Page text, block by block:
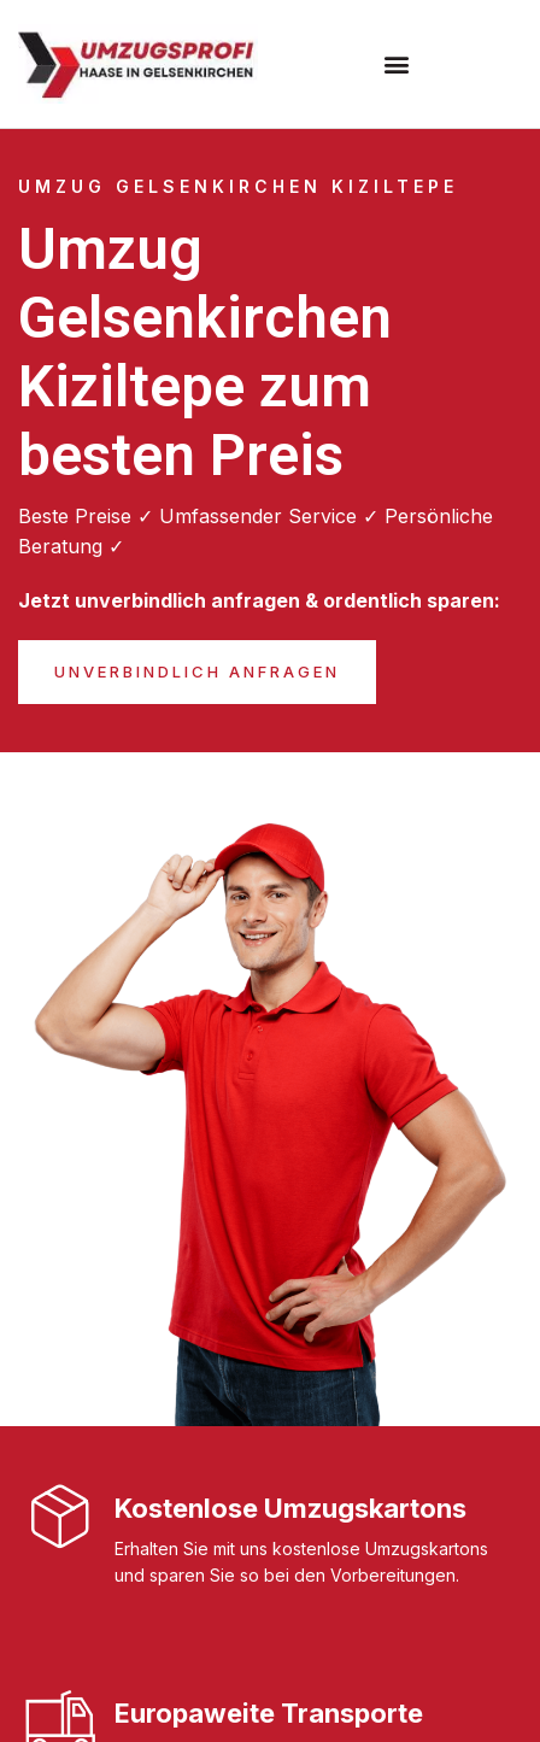
UMZUG GELSENKIRCHEN KIZILTEPE
Umzug
Gelsenkirchen
Kiziltepe zum
besten Preis
Beste Preise ✓ Umfassender Service ✓ Persönliche
Beratung ✓
Jetzt unverbindlich anfragen & ordentlich sparen:
UNVERBINDLICH ANFRAGEN
Kostenlose Umzugskartons
Erhalten Sie mit uns kostenlose Umzugskartons
und sparen Sie so bei den Vorbereitungen.
Europaweite Transporte